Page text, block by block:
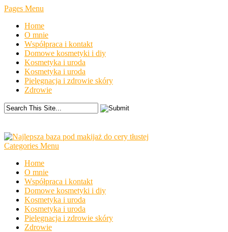
Pages Menu
Home
O mnie
Współpraca i kontakt
Domowe kosmetyki i diy
Kosmetyka i uroda
Kosmetyka i uroda
Pielęgnacja i zdrowie skóry
Zdrowie
Categories Menu
Home
O mnie
Współpraca i kontakt
Domowe kosmetyki i diy
Kosmetyka i uroda
Kosmetyka i uroda
Pielęgnacja i zdrowie skóry
Zdrowie